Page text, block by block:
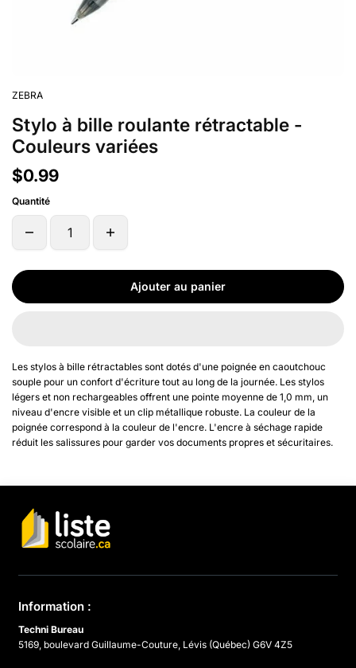
ZEBRA
Stylo à bille roulante rétractable -
Couleurs variées
$0.99
Quantité
Ajouter au panier
Les stylos à bille rétractables sont dotés d'une poignée en caoutchouc
souple pour un confort d'écriture tout au long de la journée. Les stylos
légers et non rechargeables offrent une pointe moyenne de 1,0 mm, un
niveau d'encre visible et un clip métallique robuste. La couleur de la
poignée correspond à la couleur de l'encre. L'encre à séchage rapide
réduit les salissures pour garder vos documents propres et sécuritaires.
Information :
Techni Bureau
5169, boulevard Guillaume-Couture, Lévis (Québec) G6V 4Z5